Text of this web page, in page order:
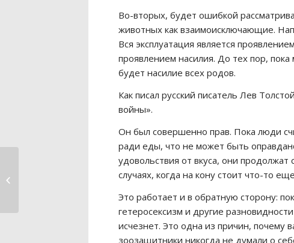
Во-вторых, будет ошибкой
животных как взаимоисключающие.
Вся эксплуатация является
проявлением насилия. До тех пор,
будет насилие всех родов.
Как писал русский писатель Лев
войны».
Он был совершенно прав. Пока люди
ради еды, что не может быть
удовольствия от вкуса, они
случаях, когда на кону стоит что-то
Это работает и в обратную сторону:
гетеросексизм и другие
исчезнет. Это одна из причин,
зоозащитники никогда не думали о